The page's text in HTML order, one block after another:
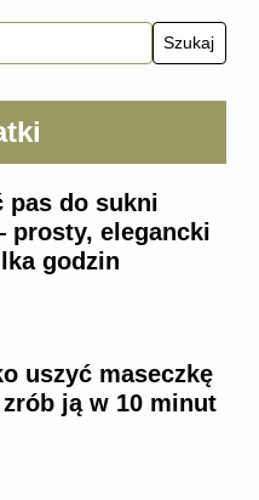
pas do sukni
elegancki
godzin
uszyć maseczkę
ją w 10 minut